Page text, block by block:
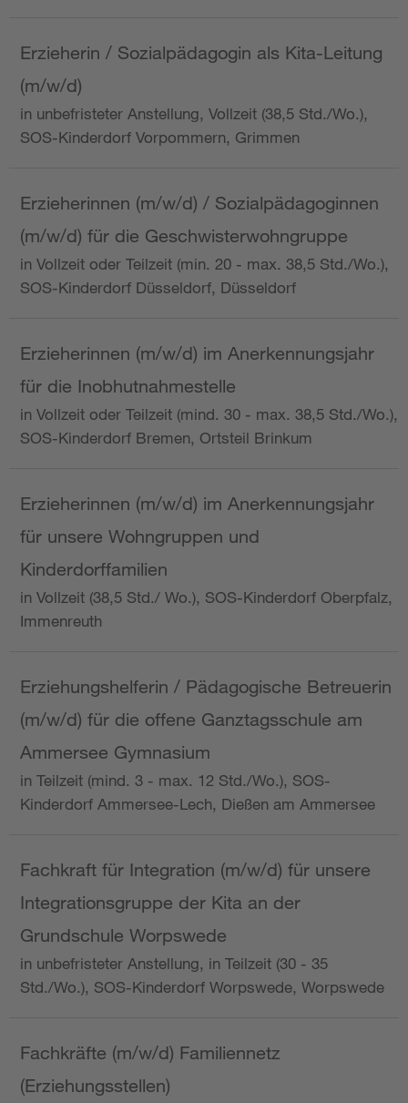
Erzieherin / Sozialpädagogin als Kita-Leitung
(m/w/d)
in unbefristeter Anstellung, Vollzeit (38,5 Std./Wo.),
SOS-Kinderdorf Vorpommern, Grimmen
Erzieherinnen (m/w/d) / Sozialpädagoginnen
(m/w/d) für die Geschwisterwohngruppe
in Vollzeit oder Teilzeit (min. 20 - max. 38,5 Std./Wo.),
SOS-Kinderdorf Düsseldorf, Düsseldorf
Erzieherinnen (m/w/d) im Anerkennungsjahr
für die Inobhutnahmestelle
in Vollzeit oder Teilzeit (mind. 30 - max. 38,5 Std./Wo.),
SOS-Kinderdorf Bremen, Ortsteil Brinkum
Erzieherinnen (m/w/d) im Anerkennungsjahr
für unsere Wohngruppen und
Kinderdorffamilien
in Vollzeit (38,5 Std./ Wo.), SOS-Kinderdorf Oberpfalz,
Immenreuth
Erziehungshelferin / Pädagogische Betreuerin
(m/w/d) für die offene Ganztagsschule am
Ammersee Gymnasium
in Teilzeit (mind. 3 - max. 12 Std./Wo.), SOS-
Kinderdorf Ammersee-Lech, Dießen am Ammersee
Fachkraft für Integration (m/w/d) für unsere
Integrationsgruppe der Kita an der
Grundschule Worpswede
in unbefristeter Anstellung, in Teilzeit (30 - 35
Std./Wo.), SOS-Kinderdorf Worpswede, Worpswede
Fachkräfte (m/w/d) Familiennetz
(Erziehungsstellen)